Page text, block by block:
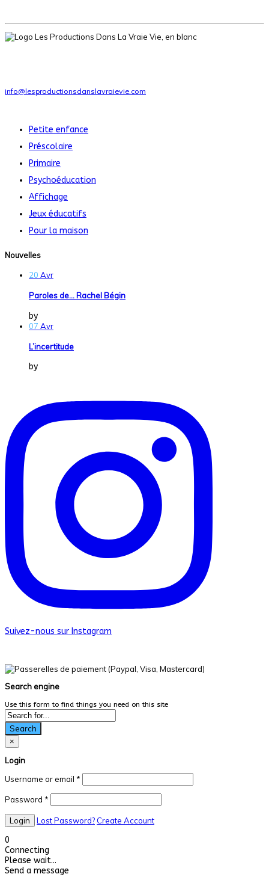
info@lesproductionsdanslavraievie.com
Petite enfance
Préscolaire
Primaire
Psychoéducation
Affichage
Jeux éducatifs
Pour la maison
Nouvelles
20 Avr
Paroles de… Rachel Bégin
by
07 Avr
L’incertitude
by
Suivez-nous sur Instagram
Search engine
Use this form to find things you need on this site
Search
×
Login
Username or email *
Password *
Lost Password? Create Account
0
Connecting
Please wait...
Send a message